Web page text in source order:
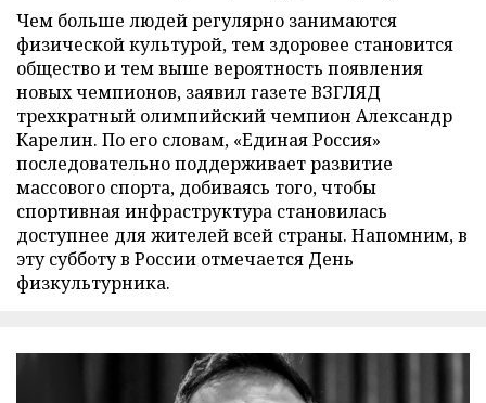
Чем больше людей регулярно занимаются
физической культурой, тем здоровее становится
общество и тем выше вероятность появления
новых чемпионов, заявил газете ВЗГЛЯД
трехкратный олимпийский чемпион Александр
Карелин. По его словам, «Единая Россия»
последовательно поддерживает развитие
массового спорта, добиваясь того, чтобы
спортивная инфраструктура становилась
доступнее для жителей всей страны. Напомним, в
эту субботу в России отмечается День
физкультурника.